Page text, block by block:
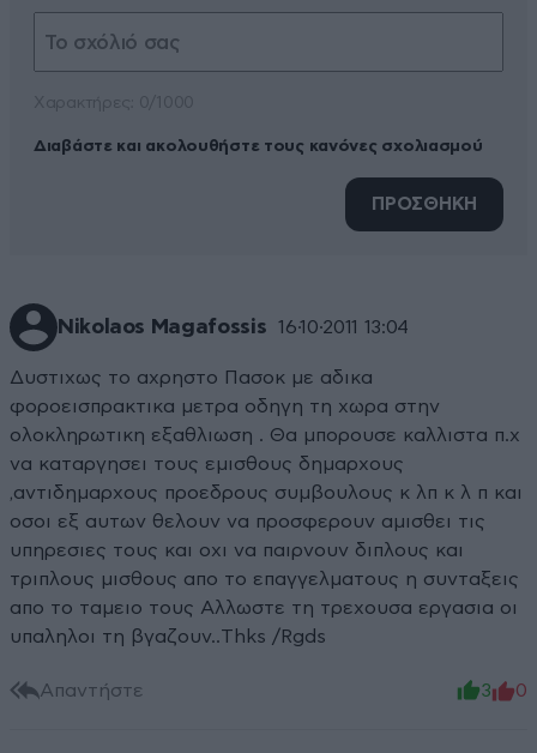
Διαβάστε και ακολουθήστε τους κανόνες σχολιασμού
ΠΡΟΣΘΗΚΗ
Nikolaos Magafossis 16·10·2011 13:04
Δυστιχως το αχρηστο Πασοκ με αδικα
φοροεισπρακτικα μετρα οδηγη τη χωρα στην
ολοκληρωτικη εξαθλιωση . Θα μπορουσε καλλιστα π.χ
να καταργησει τους εμισθους δημαρχους
,αντιδημαρχους προεδρους συμβουλους κ λπ κ λ π και
οσοι εξ αυτων θελουν να προσφερουν αμισθει τις
υπηρεσιες τους και οχι να παιρνουν διπλους και
τριπλους μισθους απο το επαγγελματους η συνταξεις
απο το ταμειο τους Αλλωστε τη τρεχουσα εργασια οι
υπαληλοι τη βγαζουν..Thks /Rgds
Απαντήστε 3 0